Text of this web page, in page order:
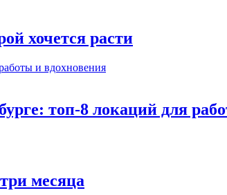
хочется расти
топ-8 локаций для
месяца